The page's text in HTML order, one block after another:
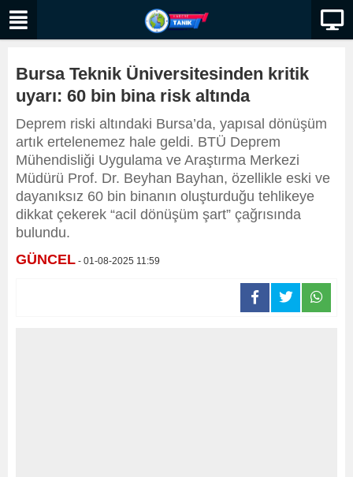
Bursa Teknik Üniversitesinden kritik
uyarı: 60 bin bina risk altında
Deprem riski altındaki Bursa’da, yapısal dönüşüm
artık ertelenemez hale geldi. BTÜ Deprem
Mühendisliği Uygulama ve Araştırma Merkezi
Müdürü Prof. Dr. Beyhan Bayhan, özellikle eski ve
dayanıksız 60 bin binanın oluşturduğu tehlikeye
dikkat çekerek “acil dönüşüm şart” çağrısında
bulundu.
GÜNCEL - 01-08-2025 11:59